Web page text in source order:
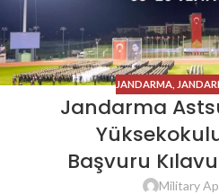
JANDARMA
Jandarma
Başvuru
Military